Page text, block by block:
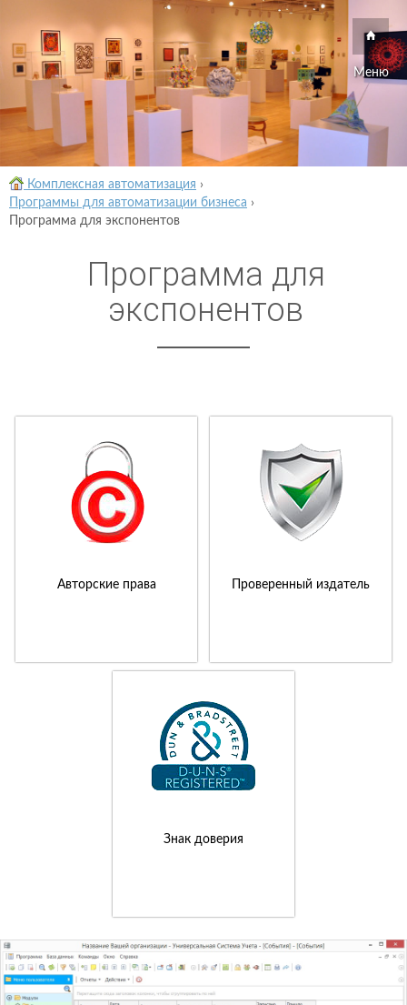
Меню
Комплексная автоматизация ›
Программы для автоматизации бизнеса ›
Программа для экспонентов
Программа для
экспонентов
Авторские права Проверенный издатель
Знак доверия